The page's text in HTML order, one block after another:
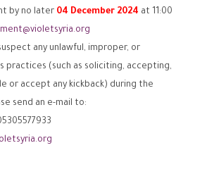
by no later 04 December 2024 at 11:00
any unlawful, improper, or
practices (such as soliciting, accepting,
or accept any kickback) during the
send an e-mail to: